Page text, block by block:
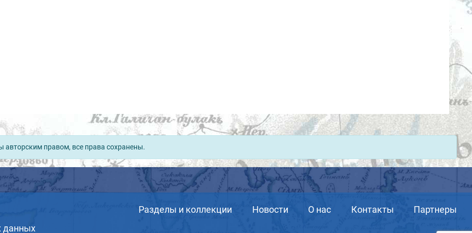
авторским правом, все права сохранены.
данных
Разделы и коллекции Новости О нас Контакты Партнеры